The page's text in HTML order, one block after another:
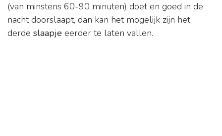
(van minstens 60-90 minuten) doet en goed in de
nacht doorslaapt, dan kan het mogelijk zijn het
derde slaapje eerder te laten vallen.